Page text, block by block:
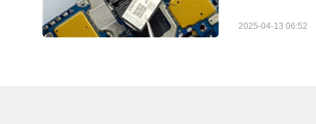
2025-04-13 06:52